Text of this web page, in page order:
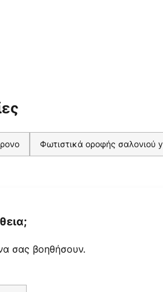
Φωτιστικά οροφής σαλονιού
να σας βοηθήσουν.